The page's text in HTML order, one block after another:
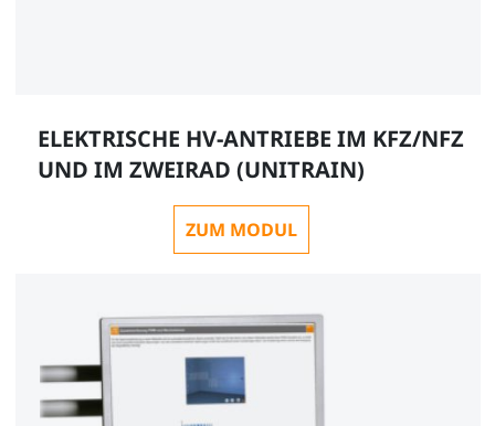
ELEKTRISCHE HV-ANTRIEBE IM KFZ/NFZ
UND IM ZWEIRAD (UNITRAIN)
ZUM MODUL